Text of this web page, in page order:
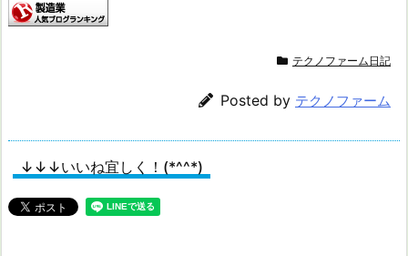
テクノファーム日記
Posted by テクノファーム
↓↓↓いいね宜しく！(*^^*)